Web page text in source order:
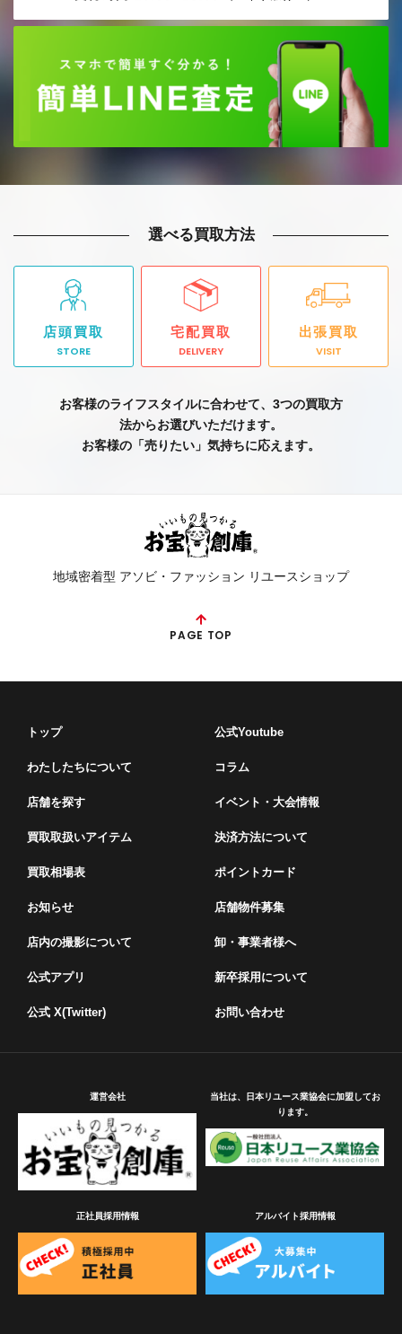
選べる買取方法
店頭買取
STORE
宅配買取
DELIVERY
出張買取
VISIT
お客様のライフスタイルに合わせて、3つの買取方
法からお選びいただけます。
お客様の「売りたい」気持ちに応えます。
地域密着型 アソビ・ファッション リユースショップ
PAGE TOP
トップ
わたしたちについて
店舗を探す
買取取扱いアイテム
買取相場表
お知らせ
店内の撮影について
公式アプリ
公式 X(Twitter)
公式Youtube
コラム
イベント・⼤会情報
決済方法について
ポイントカード
店舗物件募集
卸・事業者様へ
新卒採用について
お問い合わせ
運営会社
当社は、日本リユース業協会に加盟してお
ります。
正社員採用情報 アルバイト採用情報